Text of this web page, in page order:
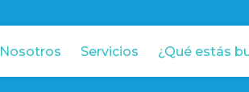
Nosotros Servicios ¿Qué estás